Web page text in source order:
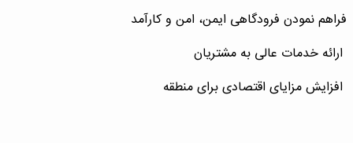
فراهم نمودن فرودگاهی ایمن، امن و کارآمد
ارائه خدمات عالی به مشتریان
افزایش مزایای اقتصادی برای منطقه